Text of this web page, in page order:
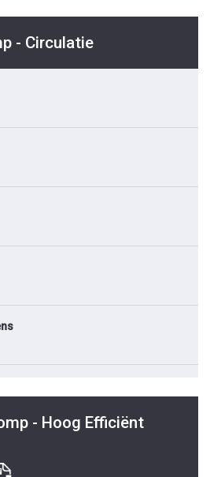
- Circulatie
- Hoog Efficiënt